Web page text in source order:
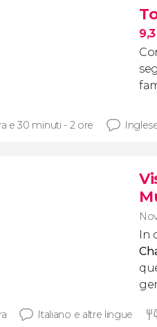
9,3
e 30 minuti - 2 ore
In
Italiano e altre lingue